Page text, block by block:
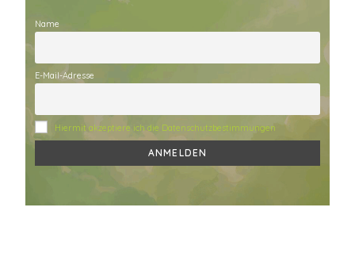
Name
E-Mail-Adresse
Hiermit akzeptiere ich die Datenschutzbestimmungen